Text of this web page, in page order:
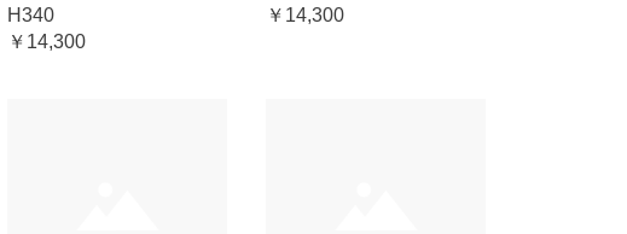
H340
￥14,300
￥14,300